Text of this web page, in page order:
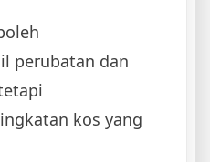
perubatan dan
kos yang